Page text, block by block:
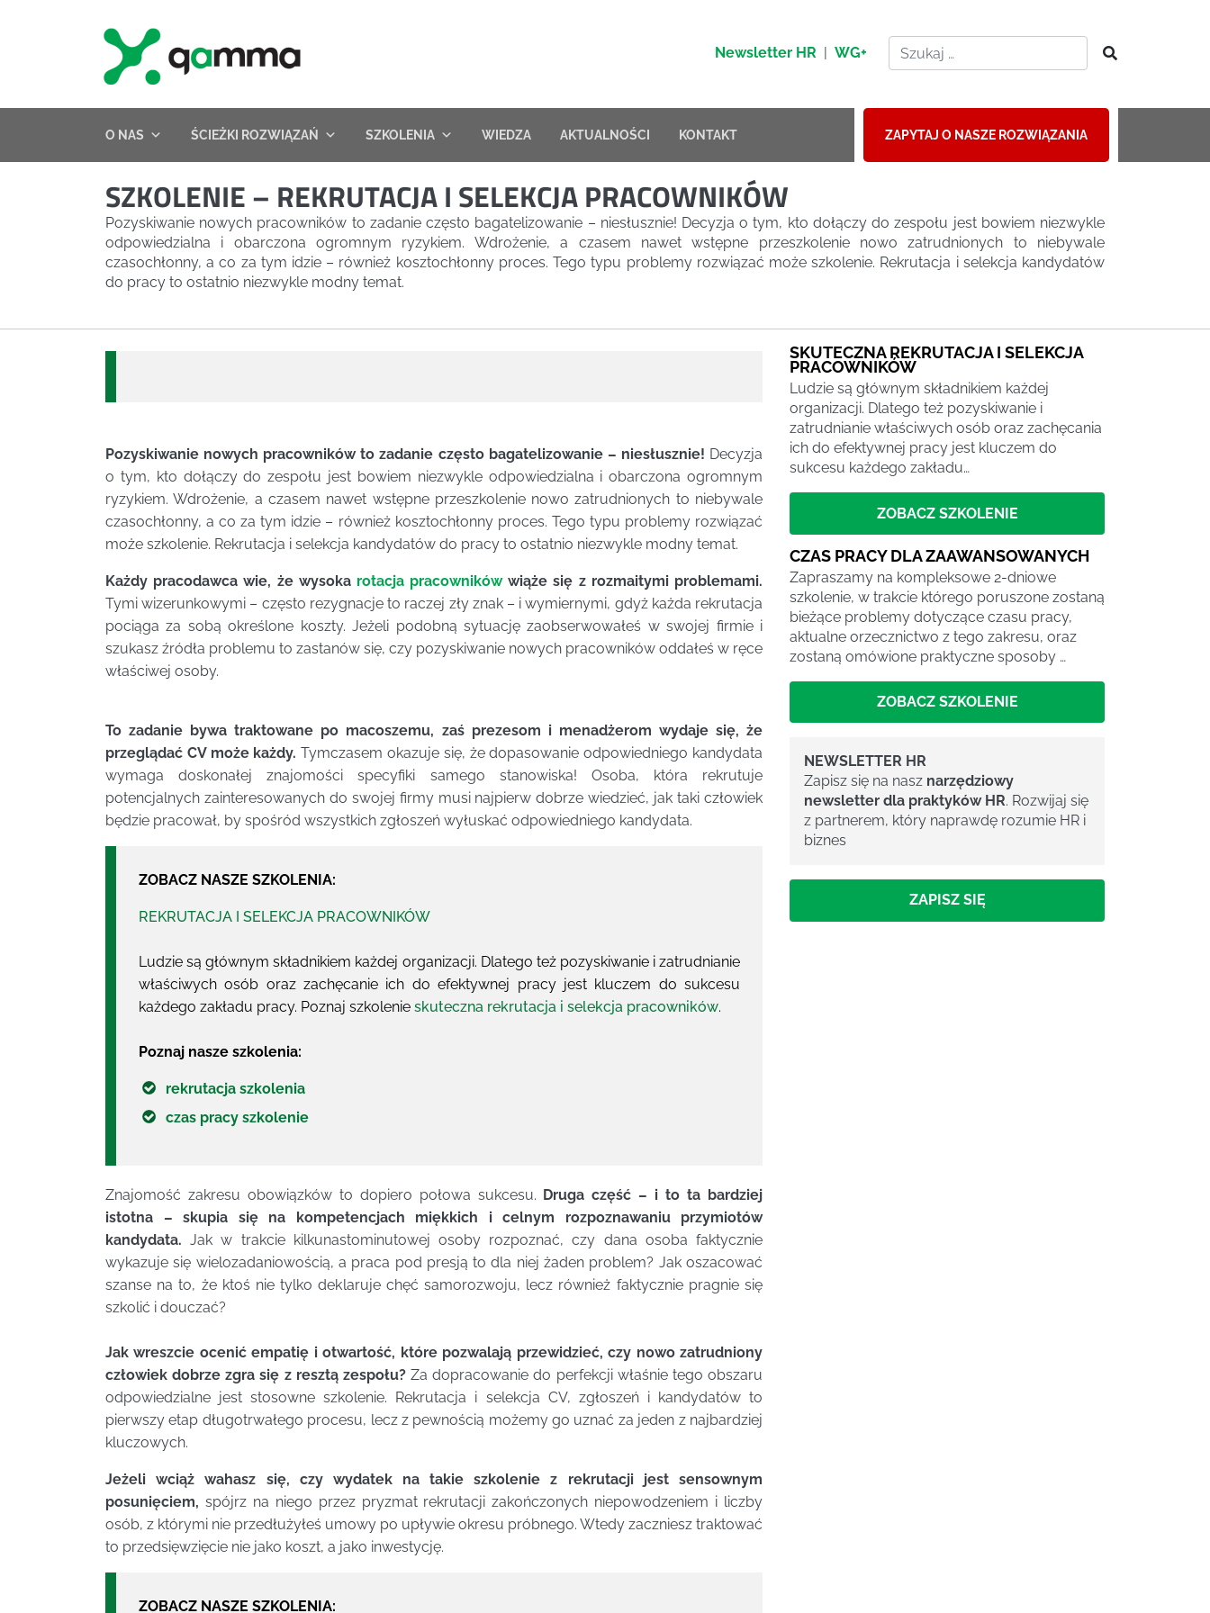
Newsletter HR | WG+
O NAS ŚCIEŻKI ROZWIĄZAŃ SZKOLENIA WIEDZA AKTUALNOŚCI KONTAKT ZAPYTAJ O NASZE ROZWIĄZANIA
SZKOLENIE – REKRUTACJA I SELEKCJA PRACOWNIKÓW
Pozyskiwanie nowych pracowników to zadanie często bagatelizowanie – niesłusznie! Decyzja o tym, kto dołączy do zespołu jest bowiem niezwykle
odpowiedzialna i obarczona ogromnym ryzykiem. Wdrożenie, a czasem nawet wstępne przeszkolenie nowo zatrudnionych to niebywale
czasochłonny, a co za tym idzie – również kosztochłonny proces. Tego typu problemy rozwiązać może szkolenie. Rekrutacja i selekcja kandydatów
do pracy to ostatnio niezwykle modny temat.
Pozyskiwanie nowych pracowników to zadanie często bagatelizowanie – niesłusznie! Decyzja
o tym, kto dołączy do zespołu jest bowiem niezwykle odpowiedzialna i obarczona ogromnym
ryzykiem. Wdrożenie, a czasem nawet wstępne przeszkolenie nowo zatrudnionych to niebywale
czasochłonny, a co za tym idzie – również kosztochłonny proces. Tego typu problemy rozwiązać
może szkolenie. Rekrutacja i selekcja kandydatów do pracy to ostatnio niezwykle modny temat.
Każdy pracodawca wie, że wysoka rotacja pracownikówwiąże się z rozmaitymi problemami.
Tymi wizerunkowymi – często rezygnacje to raczej zły znak – i wymiernymi, gdyż każda rekrutacja
pociąga za sobą określone koszty. Jeżeli podobną sytuację zaobserwowałeś w swojej firmie i
szukasz źródła problemu to zastanów się, czy pozyskiwanie nowych pracowników oddałeś w ręce
właściwej osoby.
To zadanie bywa traktowane po macoszemu, zaś prezesom i menadżerom wydaje się, że
przeglądać CV może każdy. Tymczasem okazuje się, że dopasowanie odpowiedniego kandydata
wymaga doskonałej znajomości specyfiki samego stanowiska! Osoba, która rekrutuje
potencjalnych zainteresowanych do swojej firmy musi najpierw dobrze wiedzieć, jak taki człowiek
będzie pracował, by spośród wszystkich zgłoszeń wyłuskać odpowiedniego kandydata.
ZOBACZ NASZE SZKOLENIA:
REKRUTACJA I SELEKCJA PRACOWNIKÓW
Ludzie są głównym składnikiem każdej organizacji. Dlatego też pozyskiwanie i zatrudnianie
właściwych osób oraz zachęcanie ich do efektywnej pracy jest kluczem do sukcesu
każdego zakładu pracy. Poznaj szkolenie skuteczna rekrutacja i selekcja pracowników.
Poznaj nasze szkolenia:
rekrutacja szkolenia
czas pracy szkolenie
Znajomość zakresu obowiązków to dopiero połowa sukcesu. Druga część – i to ta bardziej
istotna – skupia się na kompetencjach miękkich i celnym rozpoznawaniu przymiotów
kandydata. Jak w trakcie kilkunastominutowej osoby rozpoznać, czy dana osoba faktycznie
wykazuje się wielozadaniowością, a praca pod presją to dla niej żaden problem? Jak oszacować
szanse na to, że ktoś nie tylko deklaruje chęć samorozwoju, lecz również faktycznie pragnie się
szkolić i douczać?
Jak wreszcie ocenić empatię i otwartość, które pozwalają przewidzieć, czy nowo zatrudniony
człowiek dobrze zgra się z resztą zespołu?Za dopracowanie do perfekcji właśnie tego obszaru
odpowiedzialne jest stosowne szkolenie. Rekrutacja i selekcja CV, zgłoszeń i kandydatów to
pierwszy etap długotrwałego procesu, lecz z pewnością możemy go uznać za jeden z najbardziej
kluczowych.
Jeżeli wciąż wahasz się, czy wydatek na takie szkolenie z rekrutacji jest sensownym
posunięciem, spójrz na niego przez pryzmat rekrutacji zakończonych niepowodzeniem i liczby
osób, z którymi nie przedłużyłeś umowy po upływie okresu próbnego. Wtedy zaczniesz traktować
to przedsięwzięcie nie jako koszt, a jako inwestycję.
ZOBACZ NASZE SZKOLENIA:
SKUTECZNA REKRUTACJA I SELEKCJA
PRACOWNIKÓW
Ludzie są głównym składnikiem każdej
organizacji. Dlatego też pozyskiwanie i
zatrudnianie właściwych osób oraz zachęcania
ich do efektywnej pracy jest kluczem do
sukcesu każdego zakładu…
ZOBACZ SZKOLENIE
CZAS PRACY DLA ZAAWANSOWANYCH
Zapraszamy na kompleksowe 2-dniowe
szkolenie, w trakcie którego poruszone zostaną
bieżące problemy dotyczące czasu pracy,
aktualne orzecznictwo z tego zakresu, oraz
zostaną omówione praktyczne sposoby …
ZOBACZ SZKOLENIE
NEWSLETTER HR
Zapisz się na nasz narzędziowy
newsletter dla praktyków HR. Rozwijaj się
z partnerem, który naprawdę rozumie HR i
biznes
ZAPISZ SIĘ